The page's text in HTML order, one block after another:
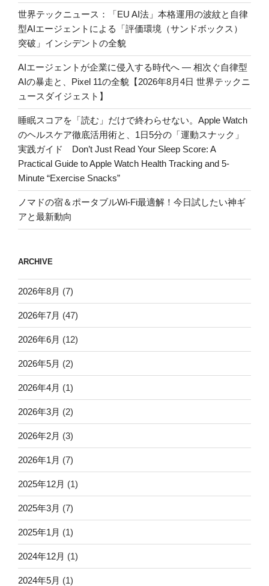
世界テックニュース：「EU AI法」本格運用の波紋と自律
型AIエージェントによる「評価環境（サンドボックス）
突破」インシデントの全貌
AIエージェントが企業に侵入する時代へ — 相次ぐ自律型
AIの暴走と、Pixel 11の全貌【2026年8月4日 世界テックニ
ュースダイジェスト】
睡眠スコアを「読む」だけで終わらせない。Apple Watch
のヘルスケア徹底活用術と、1日5分の「運動スナック」
実践ガイド Don’t Just Read Your Sleep Score: A
Practical Guide to Apple Watch Health Tracking and 5-
Minute “Exercise Snacks”
ノマドの宿＆ポータブルWi-Fi最適解！今日試したい神ギ
アと最新動向
ARCHIVE
2026年8月 (7)
2026年7月 (47)
2026年6月 (12)
2026年5月 (2)
2026年4月 (1)
2026年3月 (2)
2026年2月 (3)
2026年1月 (7)
2025年12月 (1)
2025年3月 (7)
2025年1月 (1)
2024年12月 (1)
2024年5月 (1)